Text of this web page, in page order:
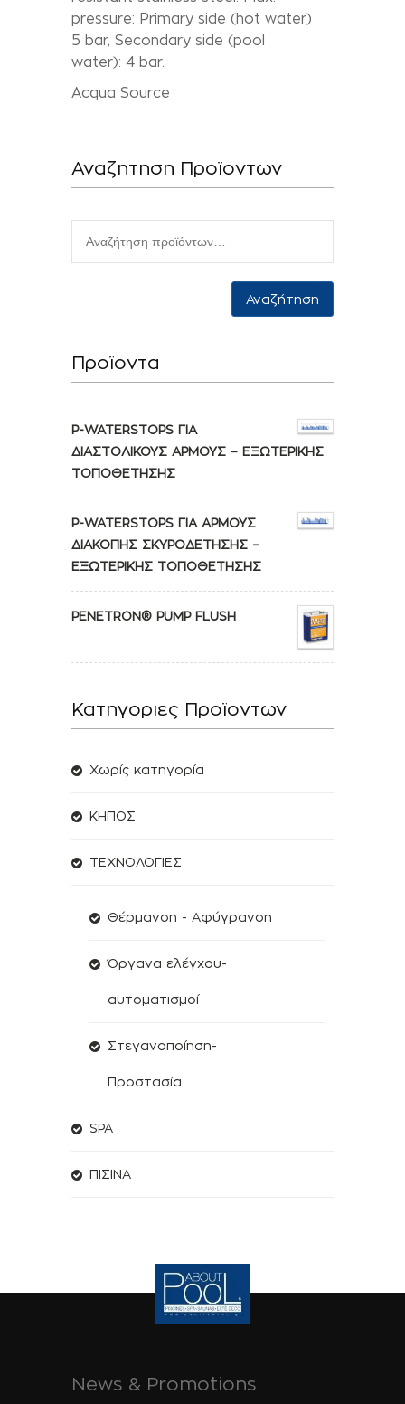
pressure: Primary side (hot water)
5 bar, Secondary side (pool
water): 4 bar.
Acqua Source
Αναζητηση Προϊοντων
Αναζήτηση
Προϊοντα
P-WATERSTOPS ΓΙΑ
ΔΙΑΣΤΟΛΙΚΟΥΣ ΑΡΜΟΥΣ – ΕΞΩΤΕΡΙΚΗΣ
ΤΟΠΟΘΕΤΗΣΗΣ
P-WATERSTOPS ΓΙΑ ΑΡΜΟΥΣ
ΔΙΑΚΟΠΗΣ ΣΚΥΡΟΔΕΤΗΣΗΣ –
ΕΞΩΤΕΡΙΚΗΣ ΤΟΠΟΘΕΤΗΣΗΣ
PENETRON® PUMP FLUSH
Κατηγοριες Προϊοντων
Χωρίς κατηγορία
ΚΗΠΟΣ
ΤΕΧΝΟΛΟΓΙΕΣ
Θέρμανση - Αφύγρανση
Όργανα ελέγχου-
αυτοματισμοί
Στεγανοποίηση-
Προστασία
SPA
ΠΙΣΙΝΑ
News & Promotions